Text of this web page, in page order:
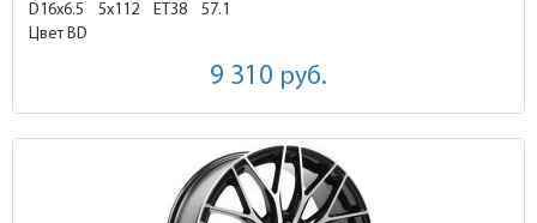
D16x6.5 5x112 ET38
57.1
Цвет BD
9 310 руб.